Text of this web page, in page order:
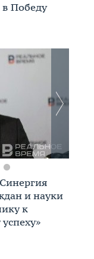
в Победу
и науки
к